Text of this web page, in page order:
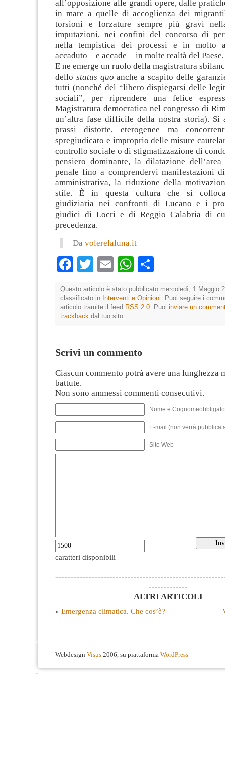
all’opposizione alle grandi opere, dalle
in mare a quelle di accoglienza dei
torsioni e forzature sempre più gravi
imputazioni, nei confini del concorso di
nella tempistica dei processi e in molto
accaduto – e accade – in molte realtà del
E ne emerge un ruolo della magistratura
dello status quo anche a scapito delle
tutti (nonché del “libero dispiegarsi delle
sociali”, per riprendere una felice
Magistratura democratica nel congresso di
un’altra fase difficile della nostra storia). Si
prassi distorte, eterogenee ma
spregiudicato e improprio delle misure
controllo sociale o di stigmatizzazione di
pensiero dominante, la dilatazione
penale fino a comprendervi manifestazioni
amministrativa, la riduzione della
stile. È in questa cultura che si
giudiziaria nei confronti di Lucano e i
giudici di Locri e di Reggio Calabria di
precedenza.
Da volerelaluna.it
Facebook
TwitterEmailWhatsApp
Questo articolo è stato pubblicato mercoledì, 1 Maggio
classificato in Interventi e Opinioni . Puoi seguire i
articolo tramite il feed RSS 2.0 . Puoi inviare un
trackback dal tuo sito.
Scrivi un commento
Ciascun commento potrà avere una lunghezza
battute.
Non sono ammessi commenti consecutivi.
Nome e
E-mail (non verrà
Sito Web
caratteri disponibili
-------------
ALTRI ARTICOLI
« Emergenza climatica. Che cos’è?
Webdesign Visus 2006, su piattaforma WordPress